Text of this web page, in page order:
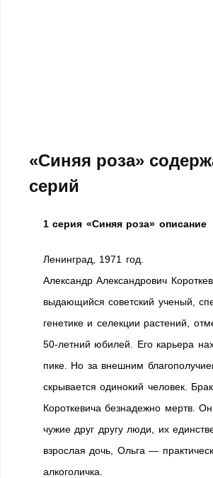
«Синяя роза»
серий
1 серия «Синяя роза» описание
Ленинград, 1971 год.
Александр Александрович
выдающийся советский ученый,
генетике и селекции растений,
50-летний юбилей. Его карьера
пике. Но за внешним
скрывается одинокий человек. Брак
Короткевича безнадежно мертв.
чужие друг другу люди, их
взрослая дочь, Ольга —
алкоголичка.